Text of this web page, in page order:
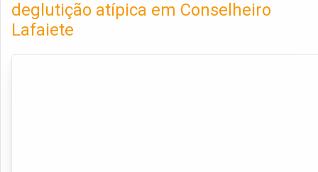
deglutição atípica em Conselheiro
Lafaiete